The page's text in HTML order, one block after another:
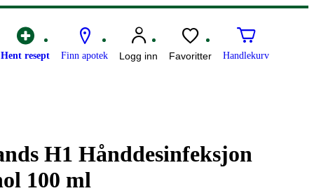
Hent resept Finn apotek Logg inn Favoritter Handlekurv
H1 Hånddesinfeksjon
100 ml